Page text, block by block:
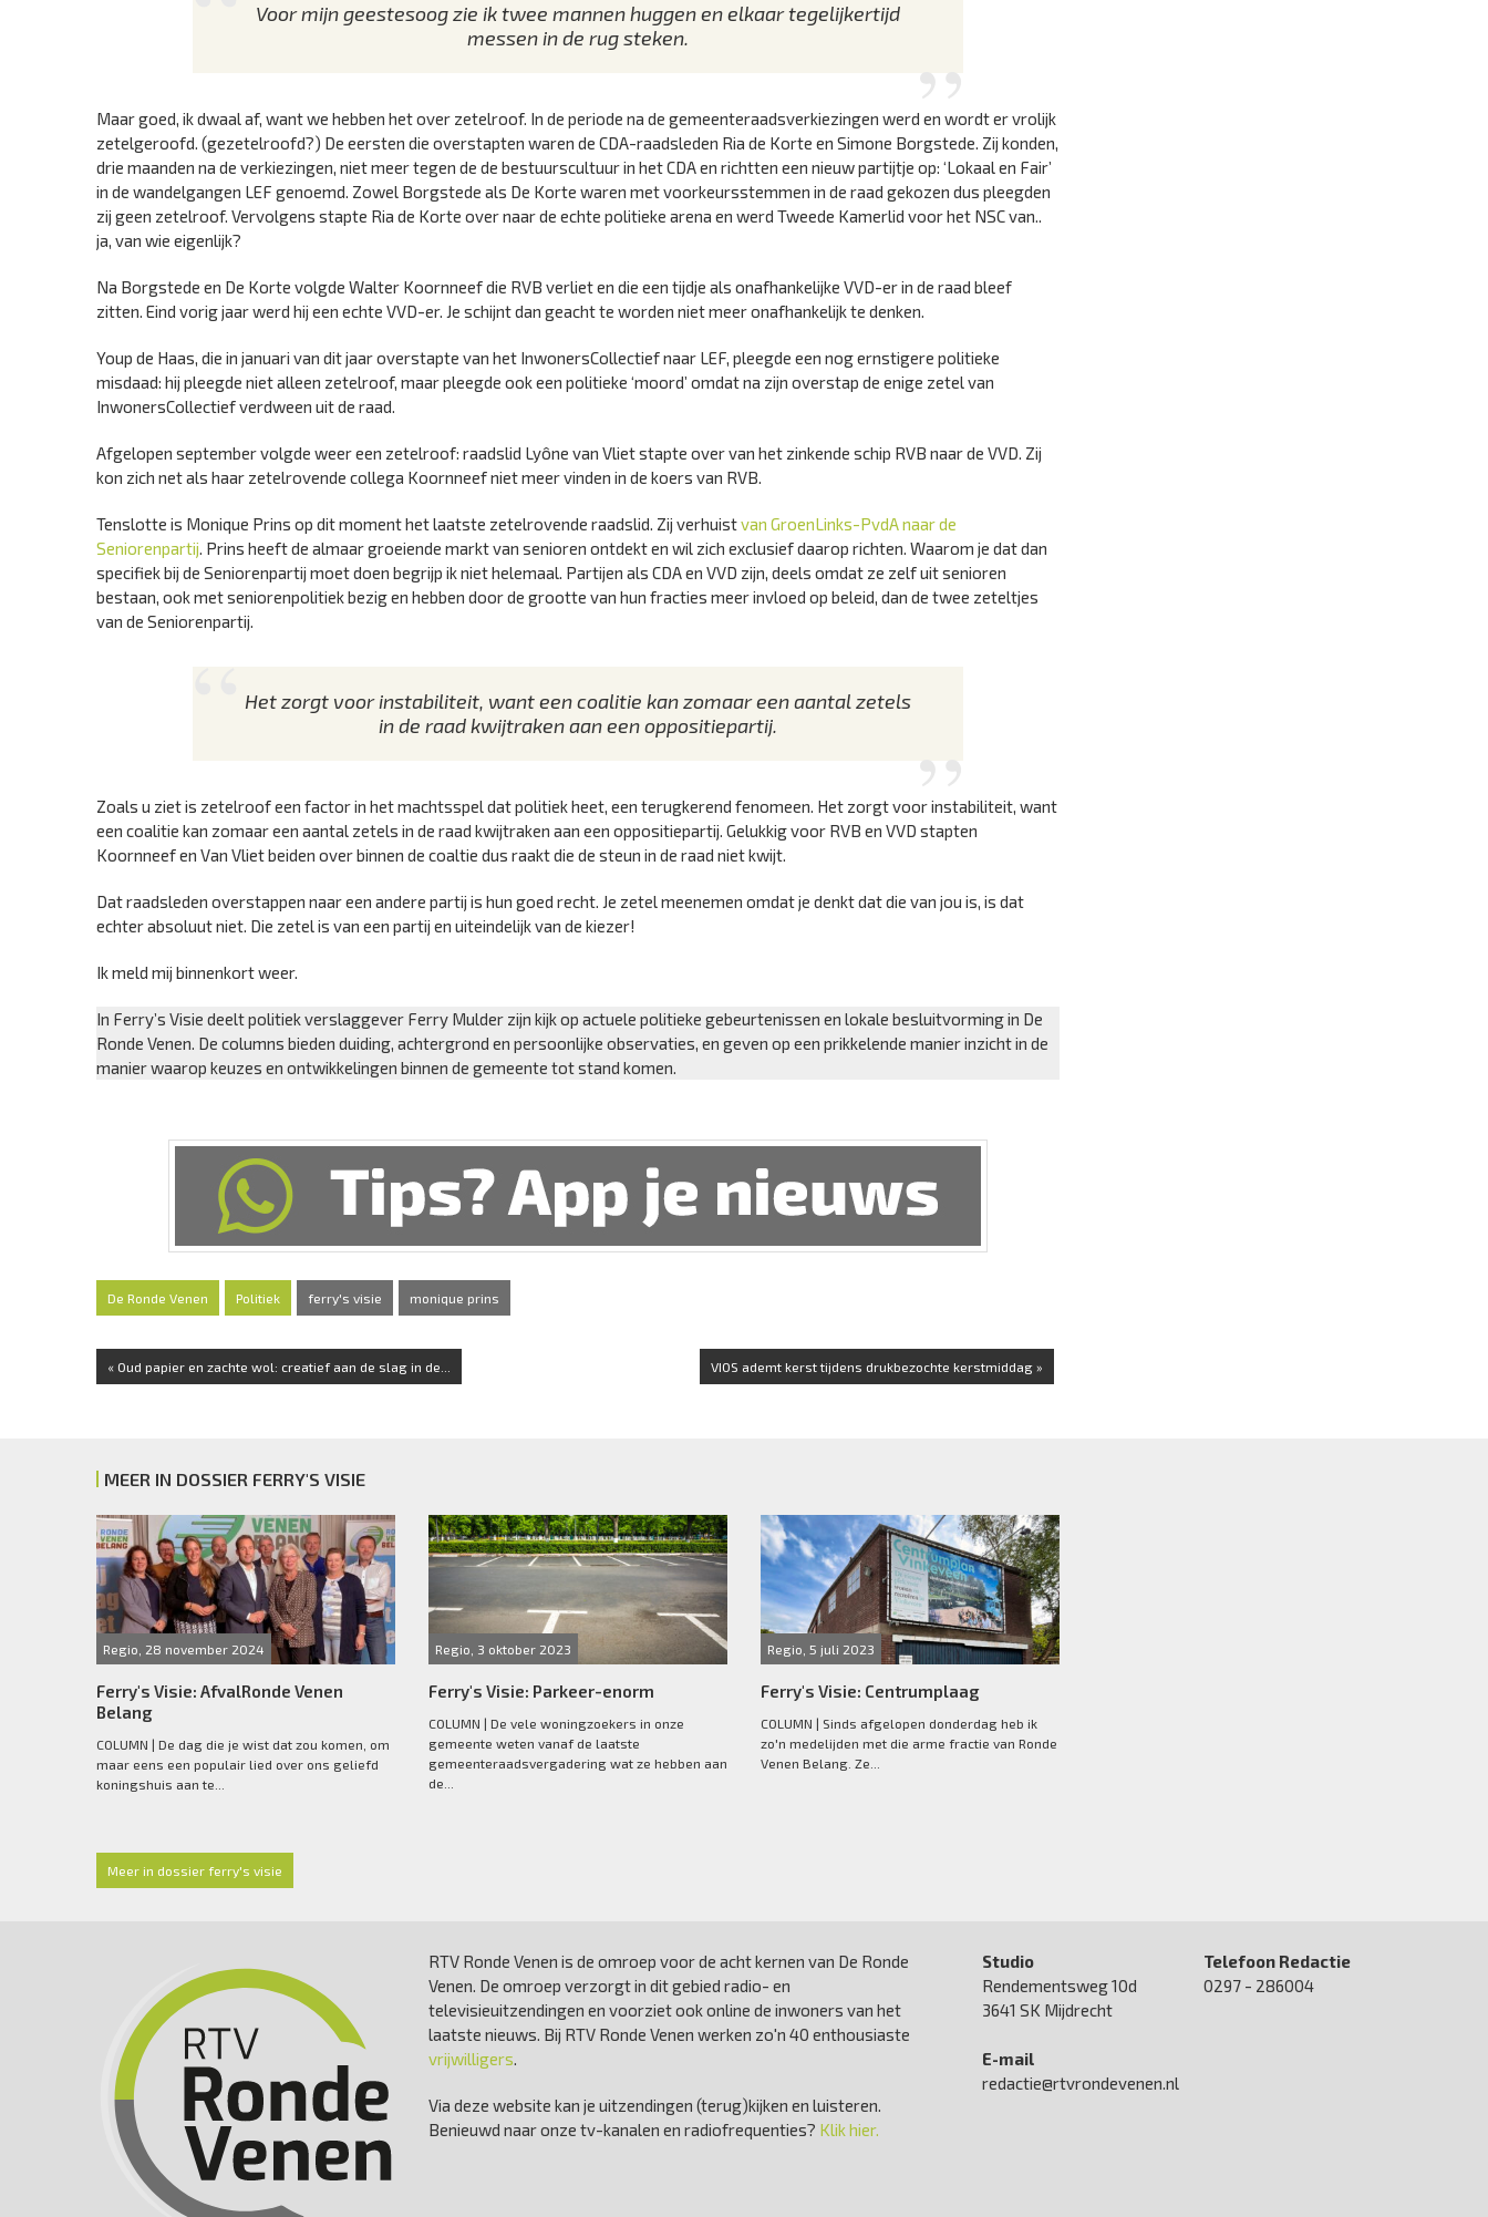
Voor mijn geestesoog zie ik twee mannen huggen en elkaar tegelijkertijd
messen in de rug steken.
Maar goed, ik dwaal af, want we hebben het over zetelroof. In de periode na de gemeenteraadsverkiezingen werd en wordt er vrolijk
zetelgeroofd. (gezetelroofd?) De eersten die overstapten waren de CDA-raadsleden Ria de Korte en Simone Borgstede. Zij konden,
drie maanden na de verkiezingen, niet meer tegen de de bestuurscultuur in het CDA en richtten een nieuw partijtje op: ‘Lokaal en Fair’
in de wandelgangen LEF genoemd. Zowel Borgstede als De Korte waren met voorkeursstemmen in de raad gekozen dus pleegden
zij geen zetelroof. Vervolgens stapte Ria de Korte over naar de echte politieke arena en werd Tweede Kamerlid voor het NSC van..
ja, van wie eigenlijk?
Na Borgstede en De Korte volgde Walter Koornneef die RVB verliet en die een tijdje als onafhankelijke VVD-er in de raad bleef
zitten. Eind vorig jaar werd hij een echte VVD-er. Je schijnt dan geacht te worden niet meer onafhankelijk te denken.
Youp de Haas, die in januari van dit jaar overstapte van het InwonersCollectief naar LEF, pleegde een nog ernstigere politieke
misdaad: hij pleegde niet alleen zetelroof, maar pleegde ook een politieke ‘moord’ omdat na zijn overstap de enige zetel van
InwonersCollectief verdween uit de raad.
Afgelopen september volgde weer een zetelroof: raadslid Lyône van Vliet stapte over van het zinkende schip RVB naar de VVD. Zij
kon zich net als haar zetelrovende collega Koornneef niet meer vinden in de koers van RVB.
Tenslotte is Monique Prins op dit moment het laatste zetelrovende raadslid. Zij verhuistvan GroenLinks-PvdA naar de
Seniorenpartij. Prins heeft de almaar groeiende markt van senioren ontdekt en wil zich exclusief daarop richten. Waarom je dat dan
specifiek bij de Seniorenpartij moet doen begrijp ik niet helemaal. Partijen als CDA en VVD zijn, deels omdat ze zelf uit senioren
bestaan, ook met seniorenpolitiek bezig en hebben door de grootte van hun fracties meer invloed op beleid, dan de twee zeteltjes
van de Seniorenpartij.
Het zorgt voor instabiliteit, want een coalitie kan zomaar een aantal zetels
in de raad kwijtraken aan een oppositiepartij.
Zoals u ziet is zetelroof een factor in het machtsspel dat politiek heet, een terugkerend fenomeen. Het zorgt voor instabiliteit, want
een coalitie kan zomaar een aantal zetels in de raad kwijtraken aan een oppositiepartij. Gelukkig voor RVB en VVD stapten
Koornneef en Van Vliet beiden over binnen de coaltie dus raakt die de steun in de raad niet kwijt.
Dat raadsleden overstappen naar een andere partij is hun goed recht. Je zetel meenemen omdat je denkt dat die van jou is, is dat
echter absoluut niet. Die zetel is van een partij en uiteindelijk van de kiezer!
Ik meld mij binnenkort weer.
In Ferry’s Visie deelt politiek verslaggever Ferry Mulder zijn kijk op actuele politieke gebeurtenissen en lokale besluitvorming in De
Ronde Venen. De columns bieden duiding, achtergrond en persoonlijke observaties, en geven op een prikkelende manier inzicht in de
manier waarop keuzes en ontwikkelingen binnen de gemeente tot stand komen.
De Ronde Venen Politiek ferry's visie monique prins
« Oud papier en zachte wol: creatief aan de slag in de... VIOS ademt kerst tijdens drukbezochte kerstmiddag »
MEER IN DOSSIER FERRY'S VISIE
Regio, 28 november 2024
Ferry's Visie: AfvalRonde Venen
Belang
COLUMN | De dag die je wist dat zou komen, om
maar eens een populair lied over ons geliefd
koningshuis aan te...
Regio, 3 oktober 2023
Ferry's Visie: Parkeer-enorm
COLUMN | De vele woningzoekers in onze
gemeente weten vanaf de laatste
gemeenteraadsvergadering wat ze hebben aan
de...
Regio, 5 juli 2023
Ferry's Visie: Centrumplaag
COLUMN | Sinds afgelopen donderdag heb ik
zo'n medelijden met die arme fractie van Ronde
Venen Belang. Ze...
Meer in dossier ferry's visie
RTV Ronde Venen is de omroep voor de acht kernen van De Ronde
Venen. De omroep verzorgt in dit gebied radio- en
televisieuitzendingen en voorziet ook online de inwoners van het
laatste nieuws. Bij RTV Ronde Venen werken zo'n 40 enthousiaste
vrijwilligers.
Via deze website kan je uitzendingen (terug)kijken en luisteren.
Benieuwd naar onze tv-kanalen en radiofrequenties? Klik hier.
Studio
Rendementsweg 10d
3641 SK Mijdrecht
E-mail
redactie@rtvrondevenen.nl
Telefoon Redactie
0297 - 286004